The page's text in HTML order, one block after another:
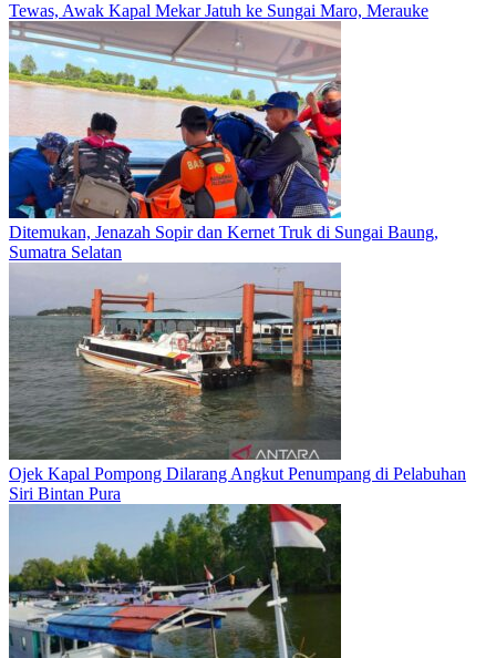
Tewas, Awak Kapal Mekar Jatuh ke Sungai Maro, Merauke
Ditemukan, Jenazah Sopir dan Kernet Truk di Sungai Baung,
Sumatra Selatan
Ojek Kapal Pompong Dilarang Angkut Penumpang di Pelabuhan
Siri Bintan Pura